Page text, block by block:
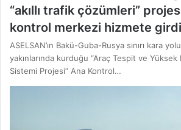
“akıllı trafik çözümleri”
kontrol merkezi hizmete girdi
ASELSAN’ın Bakü-Guba-Rusya sınırı kara
yakınlarında kurduğu “Araç Tespit ve Yüksek
Sistemi Projesi” Ana Kontrol…